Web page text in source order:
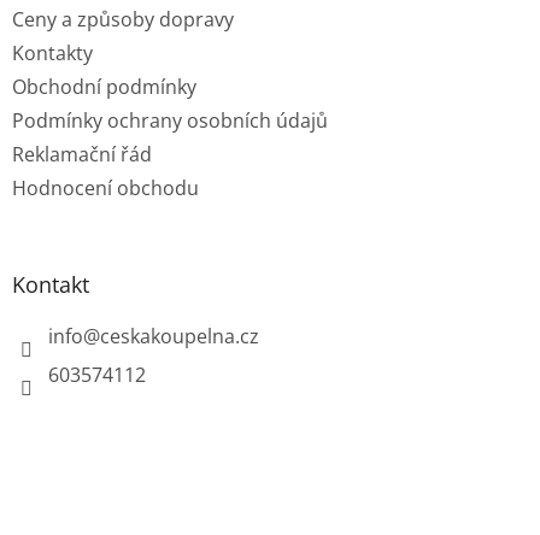
Ceny a způsoby dopravy
Kontakty
Obchodní podmínky
Podmínky ochrany osobních údajů
Reklamační řád
Hodnocení obchodu
Kontakt
info@ceskakoupelna.cz
603574112